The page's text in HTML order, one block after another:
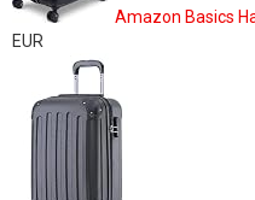
Amazon Basics
EUR